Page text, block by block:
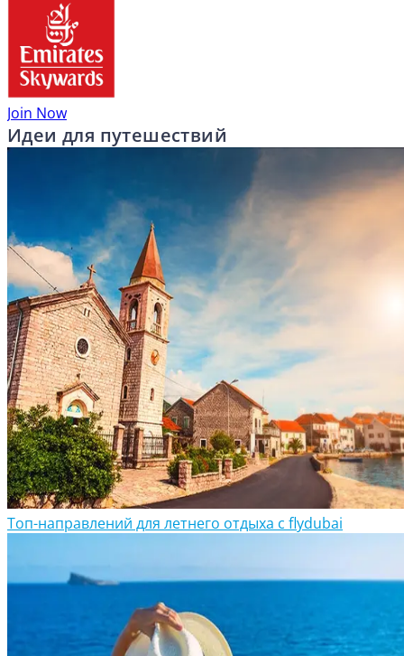
Join Now
Идеи для путешествий
Топ-направлений для летнего отдыха с flydubai